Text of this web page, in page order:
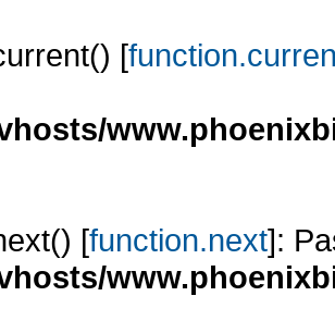
[
[function.next]: